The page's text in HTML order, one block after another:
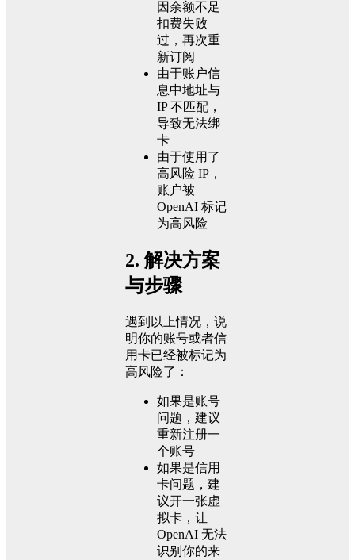
因余额不足
扣费失败
过，再次重
新订阅
由于账户信
息中地址与
IP 不匹配，
导致无法绑
卡
由于使用了
高风险 IP，
账户被
OpenAI 标记
为高风险
2. 解决方案
与步骤
遇到以上情况，说
明你的账号或者信
用卡已经被标记为
高风险了：
如果是账号
问题，建议
重新注册一
个账号
如果是信用
卡问题，建
议开一张虚
拟卡，让
OpenAI 无法
识别你的来